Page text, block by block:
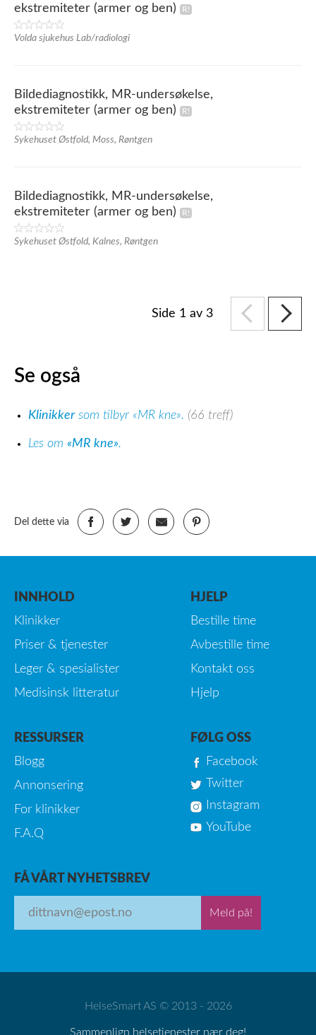
ekstremiteter (armer og ben)
Volda sjukehus Lab/radiologi
Bildediagnostikk, MR-undersøkelse,
ekstremiteter (armer og ben)
Sykehuset Østfold, Moss, Røntgen
Bildediagnostikk, MR-undersøkelse,
ekstremiteter (armer og ben)
Sykehuset Østfold, Kalnes, Røntgen
Side 1 av 3
Se også
Klinikkersom tilbyr «MR kne». (66 treff)
Les om «MR kne».
Del dette via
INNHOLD
Klinikker
Priser & tjenester
Leger & spesialister
Medisinsk litteratur
HJELP
Bestille time
Avbestille time
Kontakt oss
Hjelp
RESSURSER
Blogg
Annonsering
For klinikker
F.A.Q
FØLG OSS
Facebook
Twitter
Instagram
YouTube
FÅ VÅRT NYHETSBREV
Meld på!
HelseSmart AS © 2013 - 2026
Sammenlign helsetjenester nær deg!